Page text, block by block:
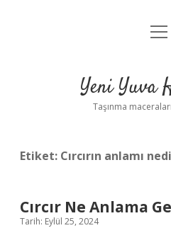
Yasal
Yeni Yuva
Taşınma
Etiket: Cırcırın anlamı
Cırcır Ne Anlama
Tarih: Eylül 25, 2024